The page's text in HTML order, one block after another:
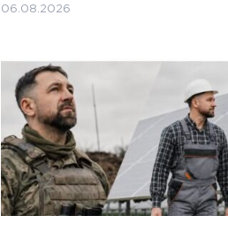
06.08.2026